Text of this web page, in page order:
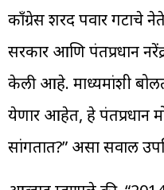
काँग्रेस शरद पवार गटाचे
सरकार आणि पंतप्रधान
केली आहे. माध्यमांशी
येणार आहेत, हे पंतप्रधान
सांगतात?” असा सवाल